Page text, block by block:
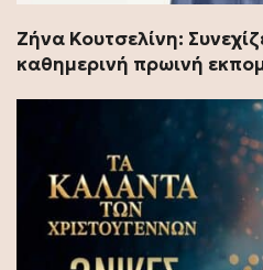
Ζήνα Κουτσελίνη:
καθημερινή πρωινή